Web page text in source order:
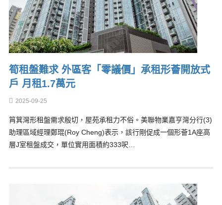
筍租盤難求 外區客「零議價」承租形薈開放式
戶 月租1.7萬元
2025-09-25
筲箕灣形租盤需求殷切，屋苑承租力不俗。美聯物業嘉亨灣分行(3)
助理區域經理鄭琨(Roy Cheng)表示，該行剛促成一個形薈1A座高
層J室租盤成交，單位實用面積約333呎…